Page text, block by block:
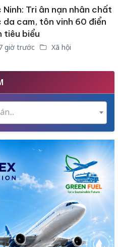
Ninh: Tri ân nạn nhân chất
da cam, tôn vinh 60 điển
tiêu biểu
giờ trước Xã hội